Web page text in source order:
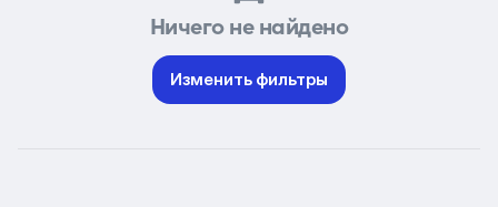
Ничего не найдено
Изменить фильтры